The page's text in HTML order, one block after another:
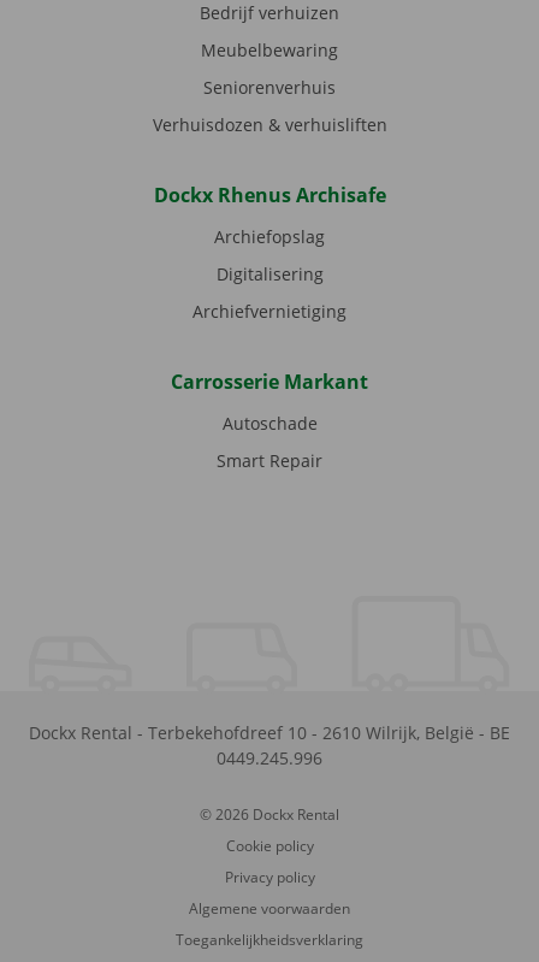
Bedrijf verhuizen
Meubelbewaring
Seniorenverhuis
Verhuisdozen & verhuisliften
Dockx Rhenus Archisafe
Archiefopslag
Digitalisering
Archiefvernietiging
Carrosserie Markant
Autoschade
Smart Repair
Dockx Rental - Terbekehofdreef 10 - 2610 Wilrijk, België - BE
0449.245.996
© 2026 Dockx Rental
Cookie policy
Privacy policy
Algemene voorwaarden
Toegankelijkheidsverklaring